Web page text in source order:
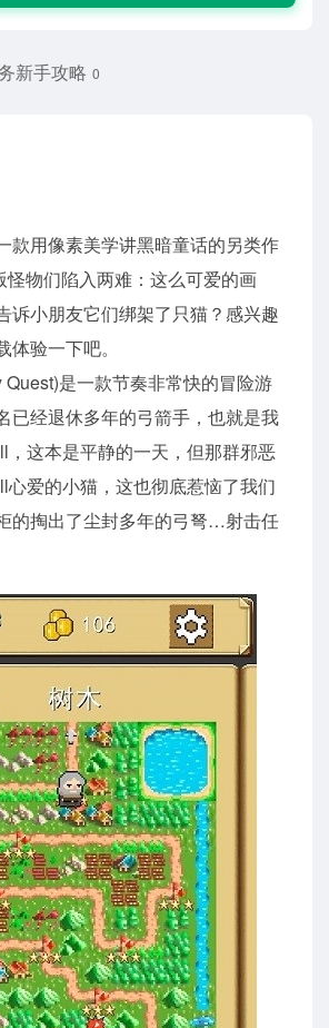
新手攻略 0
款用像素美学讲黑暗童话的另类作
怪物们陷入两难：这么可爱的画
诉小朋友它们绑架了只猫？感兴趣
验一下吧。
Quest)是一款节奏非常快的冒险游
已经退休多年的弓箭手，也就是我
这本是平静的一天，但那群邪恶
心爱的小猫，这也彻底惹恼了我们
的掏出了尘封多年的弓弩…射击任